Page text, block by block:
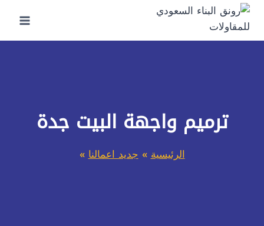
التجاوز
المحتوى
ترميم واجهة البيت جدة
الرئيسية»جديد اعمالنا»